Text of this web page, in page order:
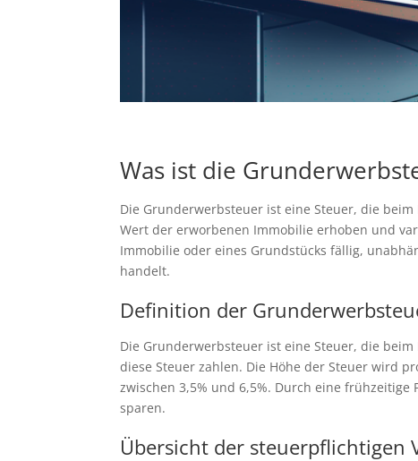
Was ist die
Die Grunderwerbsteuer ist eine Steuer, die
Wert der erworbenen Immobilie erhoben und
Immobilie oder eines Grundstücks fällig,
handelt.
Definition der
Die Grunderwerbsteuer ist eine Steuer, die
diese Steuer zahlen. Die Höhe der Steuer wird
zwischen 3,5% und 6,5%. Durch eine
sparen.
Übersicht der steuerpflichtigen